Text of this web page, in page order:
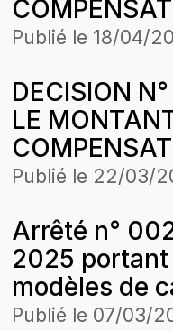
POUR LE
AFRICAINE
CADRE DE
DES TARIFS
Publié le 18/04/
DECISION
LE
MOIS DE
(ERA) DANS
TARIFS
Publié le 22/03/
Arrêté n°
2025
modèles de
charges
Publié le 07/03/